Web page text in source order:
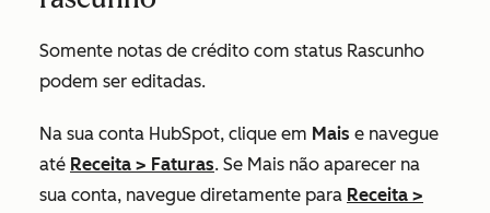
Somente notas de crédito com status Rascunho
podem ser editadas.
Na sua conta HubSpot, clique em Mais e navegue
até Receita > Faturas. Se Mais não aparecer na
sua conta, navegue diretamente para Receita >